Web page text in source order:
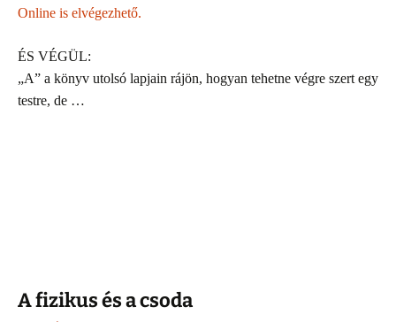
Online is elvégezhető.
ÉS VÉGÜL:
„A” a könyv utolsó lapjain rájön, hogyan tehetne végre szert egy
testre, de …
A fizikus és a csoda